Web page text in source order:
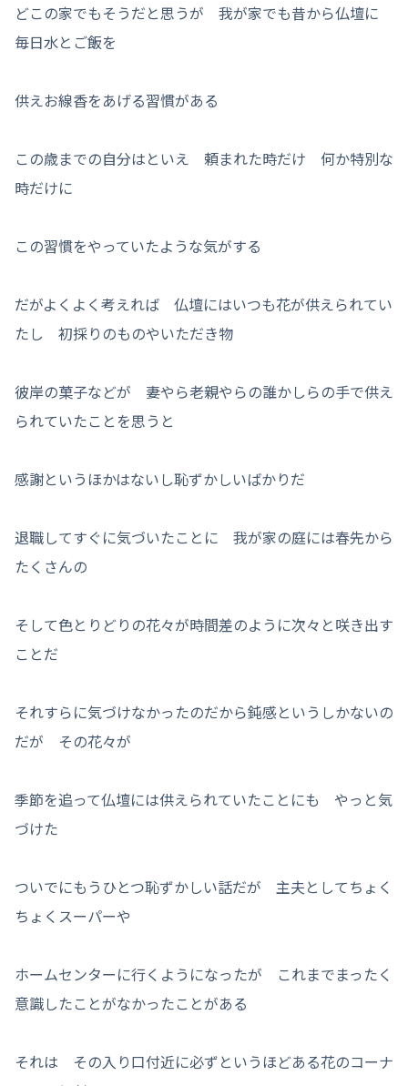
どこの家でもそうだと思うが 我が家でも昔から仏壇に
毎日水とご飯を
供えお線香をあげる習慣がある
この歳までの自分はといえ 頼まれた時だけ 何か特別な
時だけに
この習慣をやっていたような気がする
だがよくよく考えれば 仏壇にはいつも花が供えられてい
たし 初採りのものやいただき物
彼岸の菓子などが 妻やら老親やらの誰かしらの手で供え
られていたことを思うと
感謝というほかはないし恥ずかしいばかりだ
退職してすぐに気づいたことに 我が家の庭には春先から
たくさんの
そして色とりどりの花々が時間差のように次々と咲き出す
ことだ
それすらに気づけなかったのだから鈍感というしかないの
だが その花々が
季節を追って仏壇には供えられていたことにも やっと気
づけた
ついでにもうひとつ恥ずかしい話だが 主夫としてちょく
ちょくスーパーや
ホームセンターに行くようになったが これまでまったく
意識したことがなかったことがある
それは その入り口付近に必ずというほどある花のコーナ